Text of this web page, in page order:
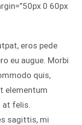
0 60px
eros pede
eu augue. Morbi
quis,
elementum
at felis.
sagittis, mi